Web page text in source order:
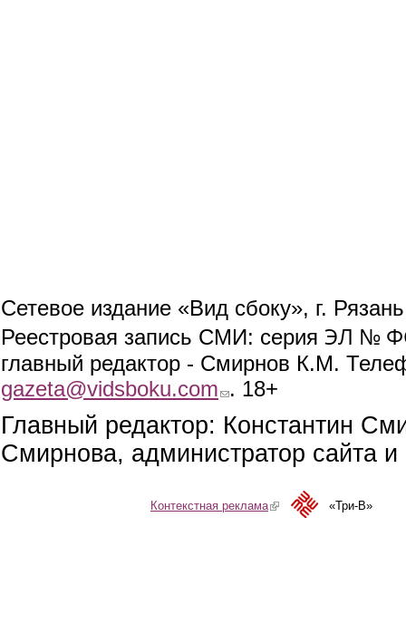
Сетевое издание «Вид сбоку», г.
Реестровая запись СМИ: серия ЭЛ №
главный редактор - Смирнов К.М.
gazeta@vidsboku.com (link sends e-mail)
. 18+
Главный редактор: Константин
Смирнова, администратор сайта
Контекстная реклама(link is external)«Три-В»